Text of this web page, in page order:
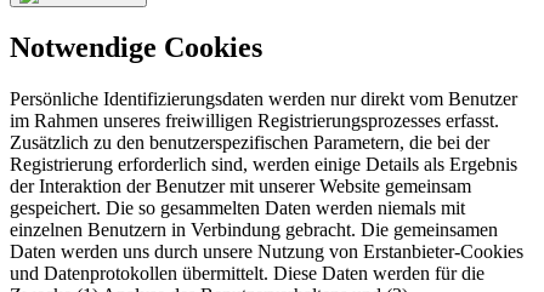
Notwendige Cookies
Persönliche Identifizierungsdaten werden nur direkt vom Benutzer
im Rahmen unseres freiwilligen Registrierungsprozesses erfasst.
Zusätzlich zu den benutzerspezifischen Parametern, die bei der
Registrierung erforderlich sind, werden einige Details als Ergebnis
der Interaktion der Benutzer mit unserer Website gemeinsam
gespeichert. Die so gesammelten Daten werden niemals mit
einzelnen Benutzern in Verbindung gebracht. Die gemeinsamen
Daten werden uns durch unsere Nutzung von Erstanbieter-Cookies
und Datenprotokollen übermittelt. Diese Daten werden für die